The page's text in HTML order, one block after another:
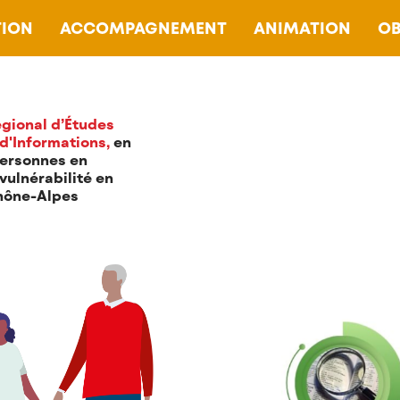
ACCOMPAGNEMENT ANIMATION
d’Études
en
en
en
Alpes
RAPPORTS D'ETUDES